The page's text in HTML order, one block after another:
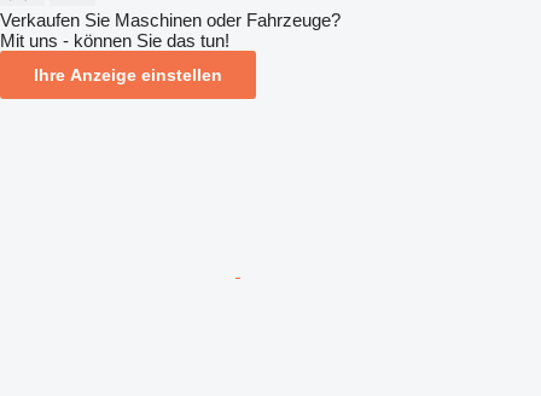
Verkaufen Sie Maschinen oder Fahrzeuge?
Mit uns - können Sie das tun!
Ihre Anzeige einstellen